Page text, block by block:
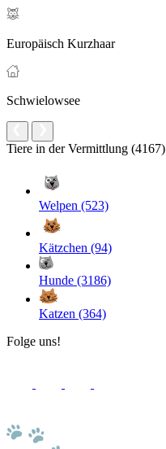
Europäisch Kurzhaar
Schwielowsee
Tiere in der Vermittlung (4167)
Welpen (523)
Kätzchen (94)
Hunde (3186)
Katzen (364)
Folge uns!